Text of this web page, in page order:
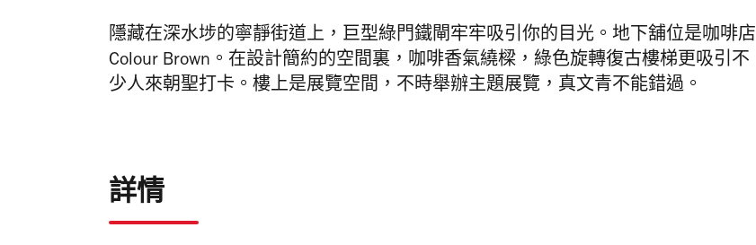
隱藏在深水埗的寧靜街道上，巨型綠門鐵閘牢牢吸引你的目光。地下舖位是咖啡店
Colour Brown。在設計簡約的空間裏，咖啡香氣繞樑，綠色旋轉復古樓梯更吸引不
少人來朝聖打卡。樓上是展覽空間，不時舉辦主題展覽，真文青不能錯過。
詳情